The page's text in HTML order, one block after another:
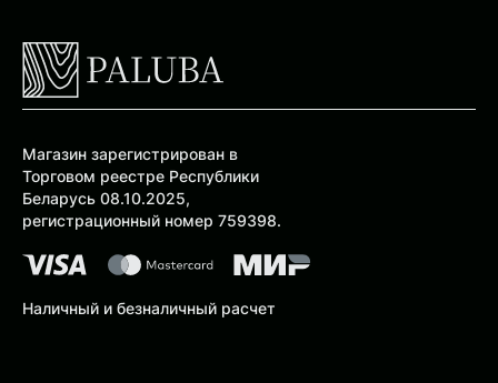
Магазин зарегистрирован в
Торговом реестре Республики
Беларусь 08.10.2025,
регистрационный номер 759398.
Наличный и безналичный расчет